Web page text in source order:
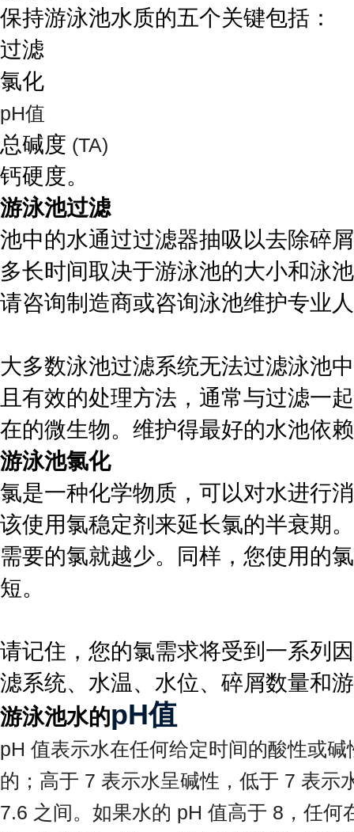
保持游泳池水质的五个关键包括：
过滤
氯化
pH值
总碱度 (TA)
钙硬度。
游泳池过滤
池中的水通过过滤器抽吸以去除碎
多长时间取决于游泳池的大小和泳
请咨询制造商或咨询泳池维护专业
大多数泳池过滤系统无法过滤泳池
且有效的处理方法，通常与过滤一
在的微生物。维护得最好的水池依
游泳池氯化
氯是一种化学物质，可以对水进行
该使用氯稳定剂来延长氯的半衰期
需要的氯就越少。同样，您使用的
短。
请记住，您的氯需求将受到一系列
滤系统、水温、水位、碎屑数量和
游泳池水的pH值
pH 值表示水在任何给定时间的酸性或
的；高于 7 表示水呈碱性，低于 7 表示
7.6 之间。如果水的 pH 值高于 8，任何